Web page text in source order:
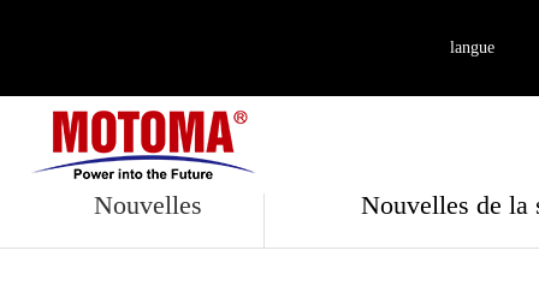
langue
Événements
Nouvelles Nouvelles de la